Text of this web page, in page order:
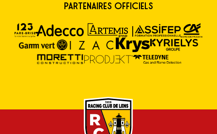
Partenaires Officiels